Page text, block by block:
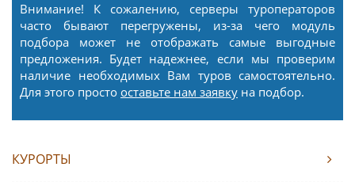
КУРОРТЫ
Внимание! К сожалению, серверы туроператоров
часто бывают перегружены, из-за чего модуль
подбора может не отображать самые выгодные
предложения. Будет надежнее, если мы проверим
наличие необходимых Вам туров самостоятельно.
Для этого просто оставьте нам заявку на подбор.